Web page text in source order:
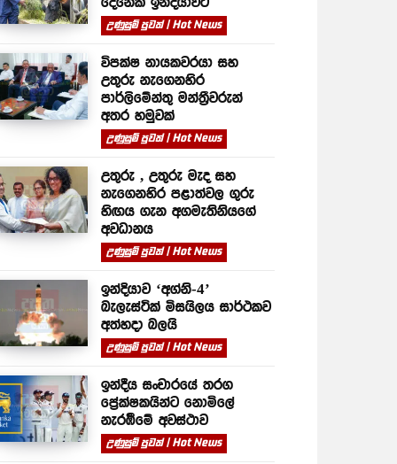
උණුසුම් පුවත් | Hot News
විපක්ෂ නායකවරයා සහ
උතුරු නැගෙනහිර
පාර්ලිමේන්තු මන්ත්‍රීවරුන්
අතර හමුවක්
උණුසුම් පුවත් | Hot News
උතුරු , උතුරු මැද සහ
නැගෙනහිර පළාත්වල ගුරු
හිඟය ගැන අගමැතිනියගේ
අවධානය
උණුසුම් පුවත් | Hot News
ඉන්දියාව ‘අග්නි-4’
බැලැස්ටික් මිසයිලය සාර්ථකව
අත්හදා බලයි
උණුසුම් පුවත් | Hot News
ඉන්දීය සංචාරයේ තරග
ප්‍රේක්ෂකයින්ට නොමිලේ
නැරඹීමේ අවස්ථාව
උණුසුම් පුවත් | Hot News